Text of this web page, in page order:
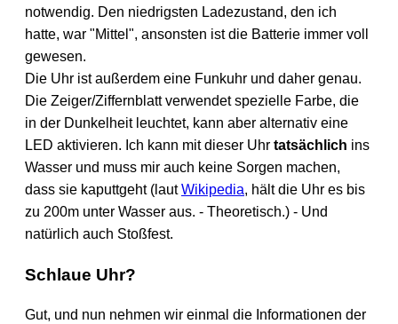
notwendig. Den niedrigsten Ladezustand, den ich
hatte, war "Mittel", ansonsten ist die Batterie immer voll
gewesen.
Die Uhr ist außerdem eine Funkuhr und daher genau.
Die Zeiger/Ziffernblatt verwendet spezielle Farbe, die
in der Dunkelheit leuchtet, kann aber alternativ eine
LED aktivieren. Ich kann mit dieser Uhr tatsächlich ins
Wasser und muss mir auch keine Sorgen machen,
dass sie kaputtgeht (lautWikipedia, hält die Uhr es bis
zu 200m unter Wasser aus. - Theoretisch.) - Und
natürlich auch Stoßfest.
Schlaue Uhr?
Gut, und nun nehmen wir einmal die Informationen der